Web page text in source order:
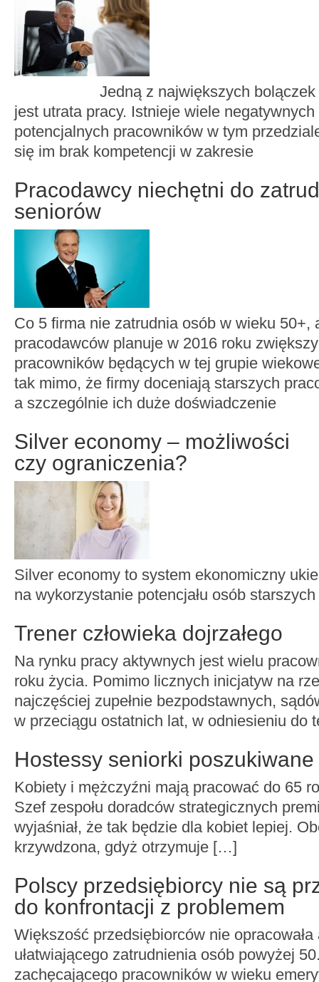
Jedną z największych bolączek
jest utrata pracy. Istnieje wiele
potencjalnych pracowników w tym
się im brak kompetencji w zakresie
Pracodawcy niechętni do
seniorów
Co 5 firma nie zatrudnia osób w wieku 50+,
pracodawców planuje w 2016 roku
pracowników będących w tej grupie
tak mimo, że firmy doceniają starszych
a szczególnie ich duże doświadczenie
Silver economy – możliwości
czy ograniczenia?
Silver economy to system ekonomiczny
na wykorzystanie potencjału osób starszych
Trener człowieka dojrzałego
Na rynku pracy aktywnych jest wielu
roku życia. Pomimo licznych inicjatyw na
najczęściej zupełnie bezpodstawnych,
w przeciągu ostatnich lat, w odniesieniu do
Hostessy seniorki poszukiwane
Kobiety i mężczyźni mają pracować do 65
Szef zespołu doradców strategicznych
wyjaśniał, że tak będzie dla kobiet lepiej.
krzywdzona, gdyż otrzymuje […]
Polscy przedsiębiorcy nie są
do konfrontacji z problemem
Większość przedsiębiorców nie
ułatwiającego zatrudnienia osób powyżej
zachęcającego pracowników w wieku